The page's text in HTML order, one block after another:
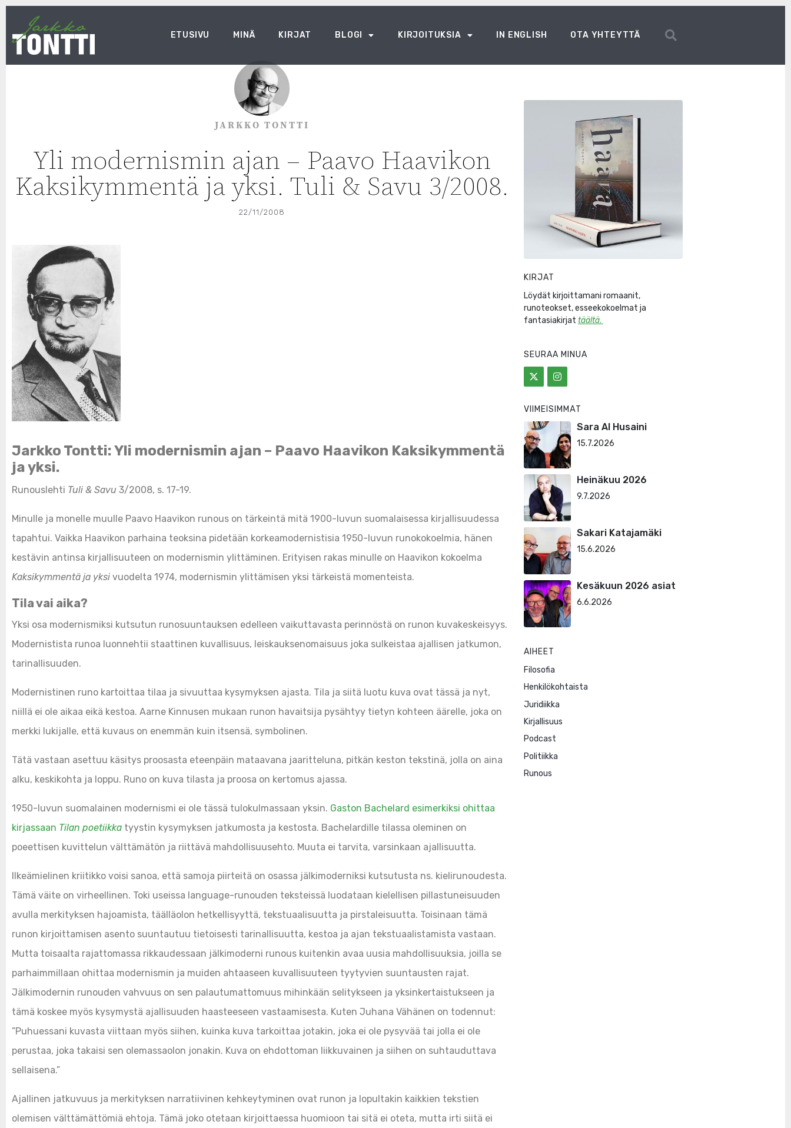
ETUSIVU MINÄ KIRJAT BLOGI KIRJOITUKSIA IN ENGLISH OTA YHTEYTTÄ
JARKKO TONTTI
Yli modernismin ajan – Paavo Haavikon
Kaksikymmentä ja yksi. Tuli & Savu 3/2008.
22/11/2008
Jarkko Tontti: Yli modernismin ajan – Paavo Haavikon Kaksikymmentä
ja yksi.
Runouslehti Tuli & Savu 3/2008, s. 17-19.
Minulle ja monelle muulle Paavo Haavikon runous on tärkeintä mitä 1900-luvun suomalaisessa kirjallisuudessa
tapahtui. Vaikka Haavikon parhaina teoksina pidetään korkeamodernistisia 1950-luvun runokokoelmia, hänen
kestävin antinsa kirjallisuuteen on modernismin ylittäminen. Erityisen rakas minulle on Haavikon kokoelma
Kaksikymmentä ja yksi vuodelta 1974, modernismin ylittämisen yksi tärkeistä momenteista.
Tila vai aika?
Yksi osa modernismiksi kutsutun runosuuntauksen edelleen vaikuttavasta perinnöstä on runon kuvakeskeisyys.
Modernistista runoa luonnehtii staattinen kuvallisuus, leiskauksenomaisuus joka sulkeistaa ajallisen jatkumon,
tarinallisuuden.
Modernistinen runo kartoittaa tilaa ja sivuuttaa kysymyksen ajasta. Tila ja siitä luotu kuva ovat tässä ja nyt,
niillä ei ole aikaa eikä kestoa. Aarne Kinnusen mukaan runon havaitsija pysähtyy tietyn kohteen äärelle, joka on
merkki lukijalle, että kuvaus on enemmän kuin itsensä, symbolinen.
Tätä vastaan asettuu käsitys proosasta eteenpäin mataavana jaaritteluna, pitkän keston tekstinä, jolla on aina
alku, keskikohta ja loppu. Runo on kuva tilasta ja proosa on kertomus ajassa.
1950-luvun suomalainen modernismi ei ole tässä tulokulmassaan yksin. Gaston Bachelard esimerkiksi ohittaa
kirjassaan Tilan poetiikka tyystin kysymyksen jatkumosta ja kestosta. Bachelardille tilassa oleminen on
poeettisen kuvittelun välttämätön ja riittävä mahdollisuusehto. Muuta ei tarvita, varsinkaan ajallisuutta.
Ilkeämielinen kriitikko voisi sanoa, että samoja piirteitä on osassa jälkimoderniksi kutsutusta ns. kielirunoudesta.
Tämä väite on virheellinen. Toki useissa language-runouden teksteissä luodataan kielellisen pillastuneisuuden
avulla merkityksen hajoamista, täälläolon hetkellisyyttä, tekstuaalisuutta ja pirstaleisuutta. Toisinaan tämä
runon kirjoittamisen asento suuntautuu tietoisesti tarinallisuutta, kestoa ja ajan tekstuaalistamista vastaan.
Mutta toisaalta rajattomassa rikkaudessaan jälkimoderni runous kuitenkin avaa uusia mahdollisuuksia, joilla se
parhaimmillaan ohittaa modernismin ja muiden ahtaaseen kuvallisuuteen tyytyvien suuntausten rajat.
Jälkimodernin runouden vahvuus on sen palautumattomuus mihinkään selitykseen ja yksinkertaistukseen ja
tämä koskee myös kysymystä ajallisuuden haasteeseen vastaamisesta. Kuten Juhana Vähänen on todennut:
”Puhuessani kuvasta viittaan myös siihen, kuinka kuva tarkoittaa jotakin, joka ei ole pysyvää tai jolla ei ole
perustaa, joka takaisi sen olemassaolon jonakin. Kuva on ehdottoman liikkuvainen ja siihen on suhtauduttava
sellaisena.”
Ajallinen jatkuvuus ja merkityksen narratiivinen kehkeytyminen ovat runon ja lopultakin kaikkien tekstien
olemisen välttämättömiä ehtoja. Tämä joko otetaan kirjoittaessa huomioon tai sitä ei oteta, mutta irti siitä ei
KIRJAT
Löydät kirjoittamani romaanit,
runoteokset, esseekokoelmat ja
fantasiakirjat täältä.
SEURAA MINUA
VIIMEISIMMÄT
Sara Al Husaini
15.7.2026
Heinäkuu 2026
9.7.2026
Sakari Katajamäki
15.6.2026
Kesäkuun 2026 asiat
6.6.2026
AIHEET
Filosofia
Henkilökohtaista
Juridiikka
Kirjallisuus
Podcast
Politiikka
Runous